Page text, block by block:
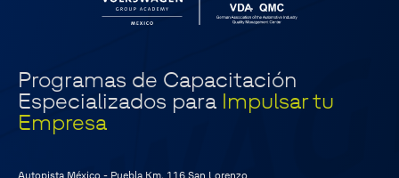
Programas de Capacitación
Especializados para Impulsar tu
Empresa
Autopista México - Puebla Km. 116 San Lorenzo